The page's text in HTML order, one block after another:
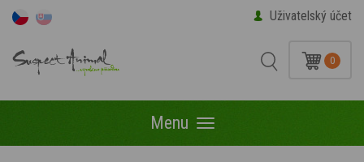
Uživatelský účet
0
Menu Menu